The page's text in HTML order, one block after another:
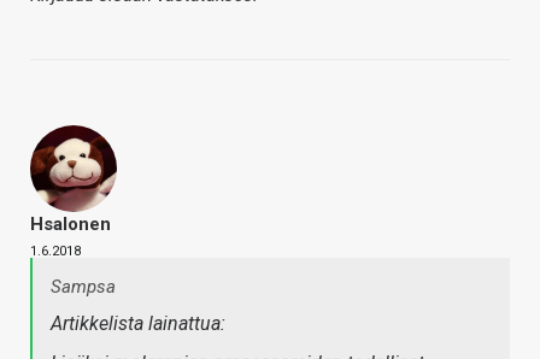
Hsalonen
1.6.2018
Sampsa
Artikkelista lainattua: